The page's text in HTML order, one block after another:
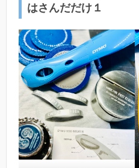
はさんだだけ１